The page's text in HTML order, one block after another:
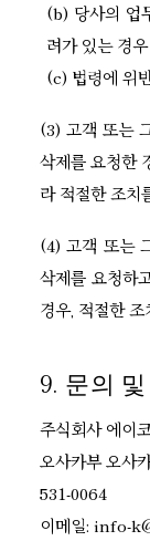
(b) 당사의 업
려가 있는 경우
(c) 법령에 위
(3) 고객 또는
삭제를 요청한
라 적절한 조치
(4) 고객 또는
삭제를 요청하
경우, 적절한
9. 문의
주식회사 에이
오사카부 오사
531-0064
이메일: info-